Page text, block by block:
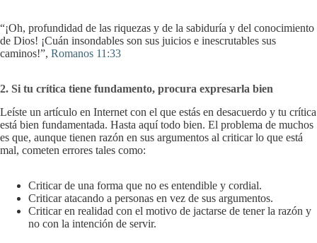
“¡Oh, profundidad de las riquezas y de la sabiduría y del conocimiento
de Dios! ¡Cuán insondables son sus juicios e inescrutables sus
caminos!”, Romanos 11:33
2. Si tu crítica tiene fundamento, procura expresarla bien
Leíste un artículo en Internet con el que estás en desacuerdo y tu crítica
está bien fundamentada. Hasta aquí todo bien. El problema de muchos
es que, aunque tienen razón en sus argumentos al criticar lo que está
mal, cometen errores tales como:
Criticar de una forma que no es entendible y cordial.
Criticar atacando a personas en vez de sus argumentos.
Criticar en realidad con el motivo de jactarse de tener la razón y
no con la intención de servir.